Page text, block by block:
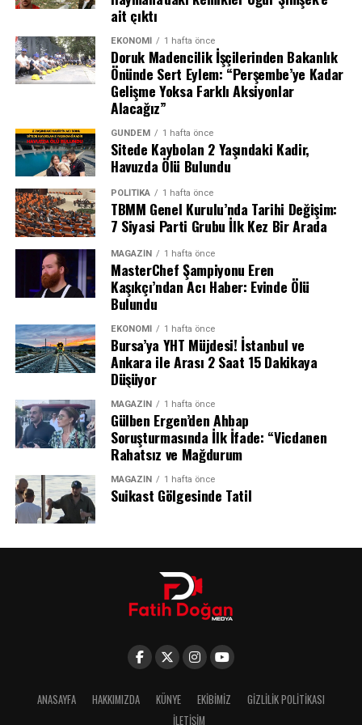
Semih Kılıçsoy’dan Altın Değerinde Gol
Maçın kırılma anı 80. dakikada geldi. Olaitan’ın pasıyla
ceza sahası sağ kanadında topla buluşan Ndidi’nin
ortasında savunmadan seken meşin yuvarlağı Semih
Kılıçsoy kafayla boş ağlara gönderdi. 76. dakikada oyuna
giren genç yıldız, takımına galibiyeti getiren isim oldu.
Beşiktaş bu sonuçla birlikte bu sezon oynadığı üçüncü
resmi maçından da galibiyetle ayrılmayı başardı ve
kalesini gole kapattı.
Salah, üzerindeki 10 numaralı bordo-mavili forma ile
taraftarın sevgi gösterilerine yanıt verirken, birlikte 3’lü
çektirerek anı ölümsüzleştirdi. Kulüp Başkanı Ertuğrul
Doğan ile birlikte taraftarın karşısına çıkan Mısırlı
yıldız, 2 yıllık sözleşmeye imza attı.
Muhammed Salah’tan Duygu Dolu Mesaj:
ait çıktı
EKONOMI 1 hafta önce
Doruk Madencilik İşçilerinden Bakanlık
Önünde Sert Eylem: “Perşembe’ye Kadar
Gelişme Yoksa Farklı Aksiyonlar
Alacağız”
GÜNDEM 1 hafta önce
Sitede Kaybolan 2 Yaşındaki Kadir,
Havuzda Ölü Bulundu
POLITIKA 1 hafta önce
TBMM Genel Kurulu’nda Tarihi Değişim:
7 Siyasi Parti Grubu İlk Kez Bir Arada
MAGAZIN 1 hafta önce
MasterChef Şampiyonu Eren
Kaşıkçı’ndan Acı Haber: Evinde Ölü
Bulundu
EKONOMI 1 hafta önce
Bursa’ya YHT Müjdesi! İstanbul ve
Ankara ile Arası 2 Saat 15 Dakikaya
Düşüyor
MAGAZIN 1 hafta önce
Gülben Ergen’den Ahbap
Soruşturmasında İlk İfade: “Vicdanen
Rahatsız ve Mağdurum
MAGAZIN 1 hafta önce
Suikast Gölgesinde Tatil
ANASAYFA HAKKIMIZDA KÜNYE EKIBIMIZ
GIZLILIK POLITIKASI
İLETIŞIM